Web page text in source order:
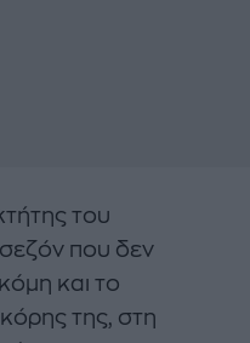
του
που δεν
και το
της, στη